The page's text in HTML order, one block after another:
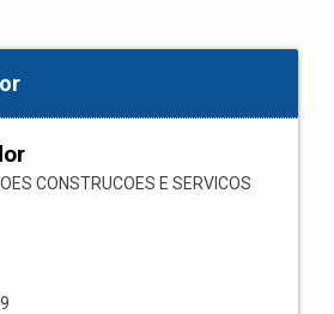
CONSTRUCOES E SERVICOS